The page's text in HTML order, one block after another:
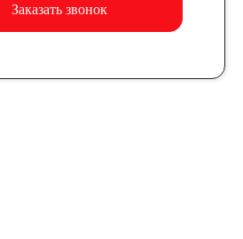
Заказать звонок